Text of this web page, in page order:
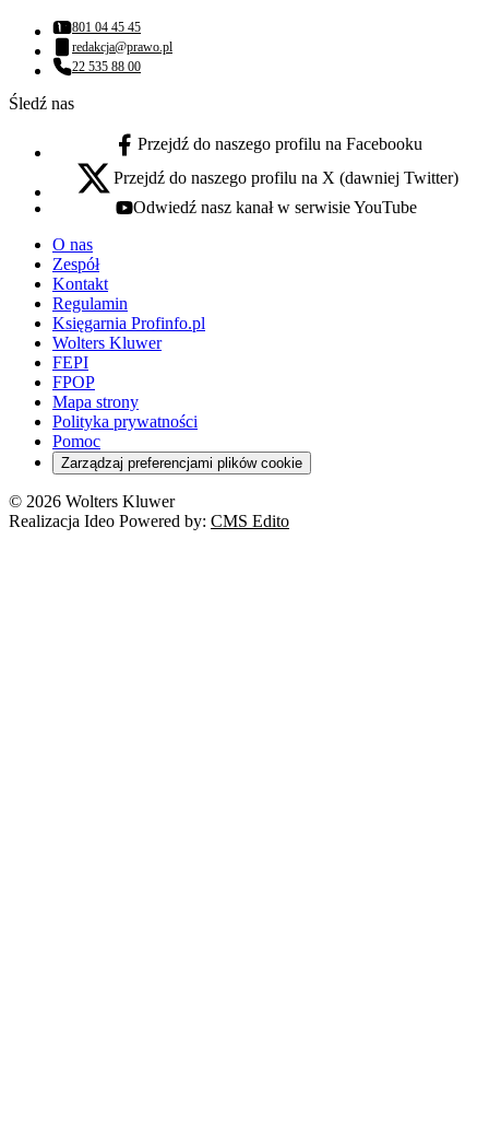
Numer telefonu:
801 04 45 45
Adres email:
redakcja@prawo.pl
Numer telefonu:
22 535 88 00
Śledź nas
facebook - otwiera się w nowej karcie
Przejdź do naszego profilu na Facebooku
x - otwiera się w nowej karcie
Przejdź do naszego profilu na X (dawniej Twitter)
youtube - otwiera się w nowej karcie
Odwiedź nasz kanał w serwisie YouTube
O nas
Zespół
Kontakt
Regulamin
Księgarnia Profinfo.pl
Wolters Kluwer
FEPI
FPOP
Mapa strony
Polityka prywatności
Pomoc
Zarządzaj preferencjami plików cookie
© 2026 Wolters Kluwer
Realizacja Ideo Powered by: CMS Edito